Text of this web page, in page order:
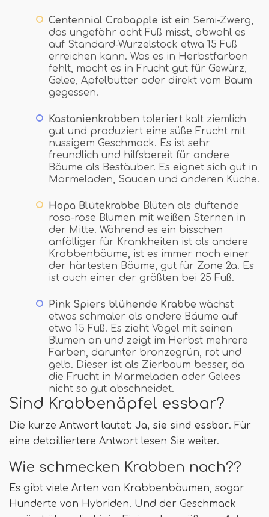
Centennial Crabapple ist ein Semi-Zwerg,
das ungefähr acht Fuß misst, obwohl es
auf Standard-Wurzelstock etwa 15 Fuß
erreichen kann. Was es in Herbstfarben
fehlt, macht es in Frucht gut für Gewürz,
Gelee, Apfelbutter oder direkt vom Baum
gegessen.
Kastanienkrabben toleriert kalt ziemlich
gut und produziert eine süße Frucht mit
nussigem Geschmack. Es ist sehr
freundlich und hilfsbereit für andere
Bäume als Bestäuber. Es eignet sich gut in
Marmeladen, Saucen und anderen Küche.
Hopa Blütekrabbe Blüten als duftende
rosa-rose Blumen mit weißen Sternen in
der Mitte. Während es ein bisschen
anfälliger für Krankheiten ist als andere
Krabbenbäume, ist es immer noch einer
der härtesten Bäume, gut für Zone 2a. Es
ist auch einer der größten bei 25 Fuß.
Pink Spiers blühende Krabbe wächst
etwas schmaler als andere Bäume auf
etwa 15 Fuß. Es zieht Vögel mit seinen
Blumen an und zeigt im Herbst mehrere
Farben, darunter bronzegrün, rot und
gelb. Dieser ist als Zierbaum besser, da
die Frucht in Marmeladen oder Gelees
nicht so gut abschneidet.
Sind Krabbenäpfel essbar?
Die kurze Antwort lautet: Ja, sie sind essbar. Für
eine detailliertere Antwort lesen Sie weiter.
Wie schmecken Krabben nach??
Es gibt viele Arten von Krabbenbäumen, sogar
Hunderte von Hybriden. Und der Geschmack